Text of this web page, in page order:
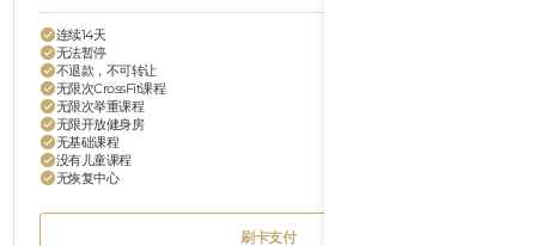
连续14天
无法暂停
不退款，不可转让
无限次CrossFit课程
无限次举重课程
无限开放健身房
无基础课程
没有儿童课程
无恢复中心
刷卡支付